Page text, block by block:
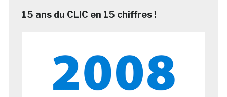
15 ans du CLIC en 15 chiffres !